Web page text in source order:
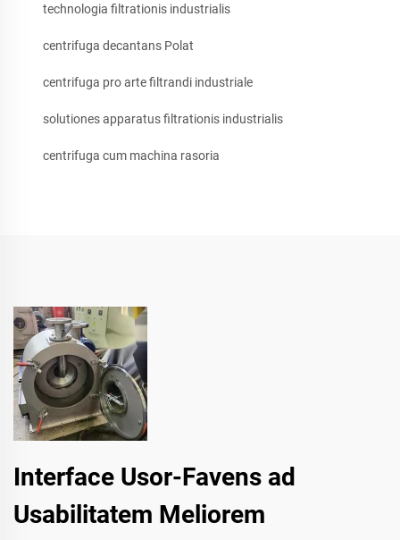
technologia filtrationis industrialis
centrifuga decantans Polat
centrifuga pro arte filtrandi industriale
solutiones apparatus filtrationis industrialis
centrifuga cum machina rasoria
Interface Usor-Favens ad
Usabilitatem Meliorem